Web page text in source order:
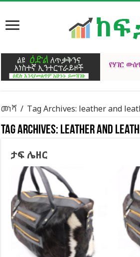
መነሻ / Tag Archives: leather and
Tag Archives: leather and
ታፍ ሌዘር